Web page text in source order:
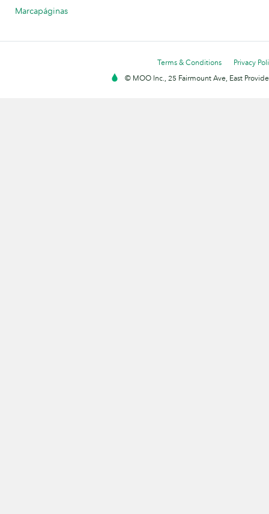
Marcapáginas
Terms & Conditions
Privacy
© MOO Inc., 25 Fairmount Ave, East